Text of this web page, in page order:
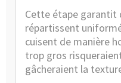
Cette étape garantit
répartissent
cuisent de manière
trop gros
gâcheraient la